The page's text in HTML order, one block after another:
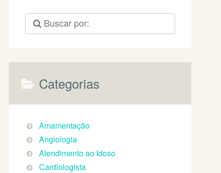
Categorias
Amamentação
Angiologia
Atendimento ao Idoso
Cardiologista